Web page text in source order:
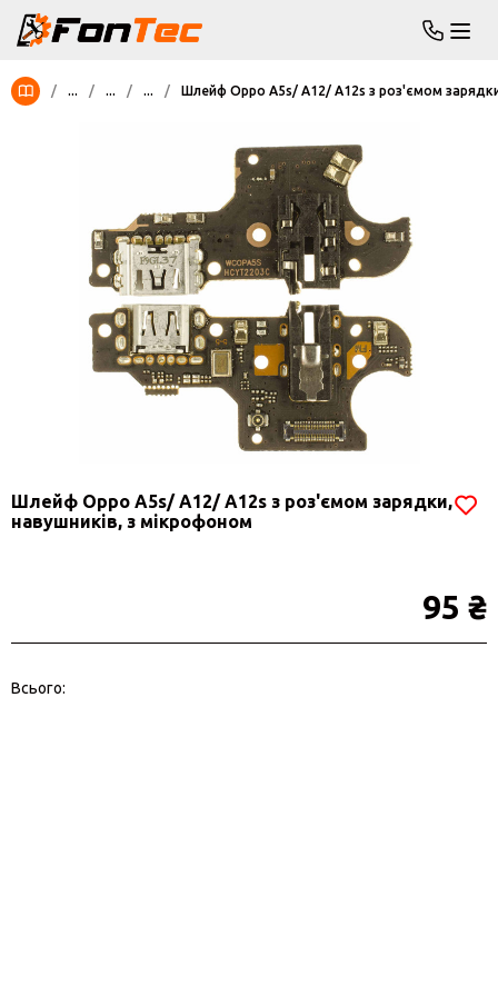
/ ... / ... / ... / Шлейф Oppo A5s/ A12/ A12s з роз'ємом
Шлейф Oppo A5s/ A12/ A12s з роз'ємом зарядки,
навушників, з мікрофоном
95 ₴
Всього: